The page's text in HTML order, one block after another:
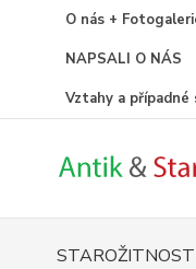
O nás +
NAPSALI O NÁS
Vztahy a případné